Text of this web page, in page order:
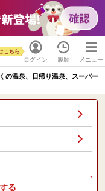
ログイン
こちら
履歴 メニュー
の温泉、日帰り温泉、スーパー
る